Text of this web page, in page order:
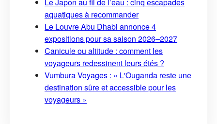
Le Japon au fil de l’eau : cinq escapades
aquatiques à recommander
Le Louvre Abu Dhabi annonce 4
expositions pour sa saison 2026–2027
Canicule ou altitude : comment les
voyageurs redessinent leurs étés ?
Vumbura Voyages : « L'Ouganda reste une
destination sûre et accessible pour les
voyageurs »